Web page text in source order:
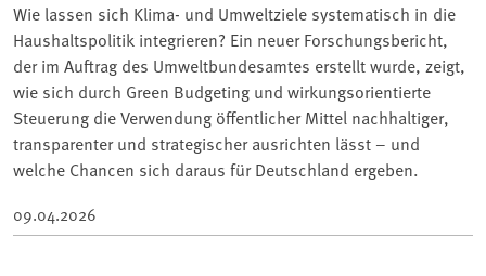
Wie lassen sich Klima- und Umweltziele systematisch in die
Haushaltspolitik integrieren? Ein neuer Forschungsbericht,
der im Auftrag des Umweltbundesamtes erstellt wurde, zeigt,
wie sich durch Green Budgeting und wirkungsorientierte
Steuerung die Verwendung öffentlicher Mittel nachhaltiger,
transparenter und strategischer ausrichten lässt – und
welche Chancen sich daraus für Deutschland ergeben.
09.04.2026